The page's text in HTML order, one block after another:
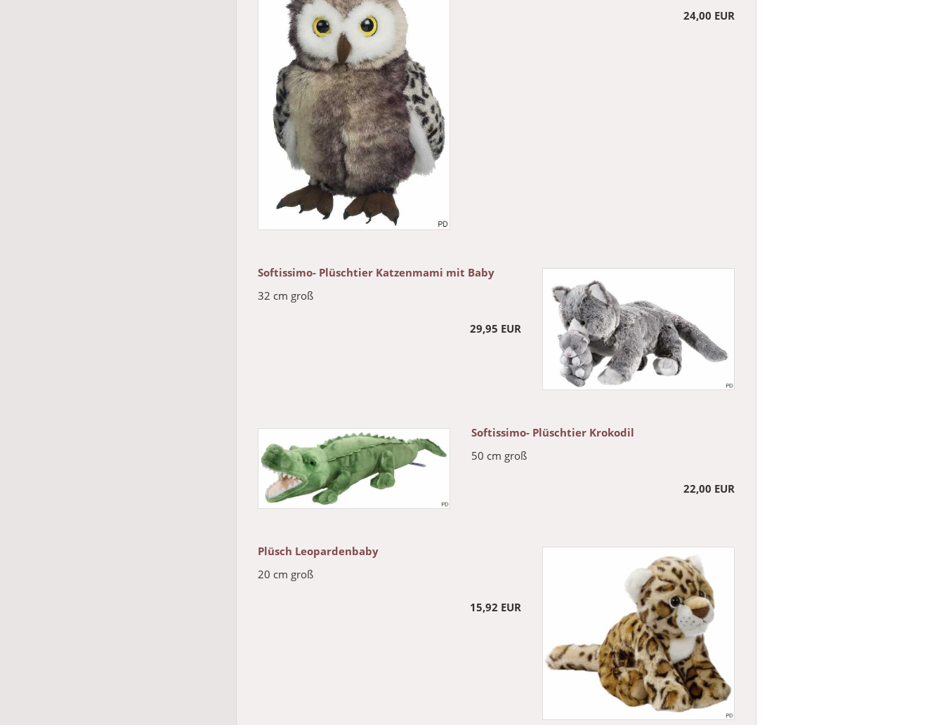
24,00 EUR
Softissimo- Plüschtier Katzenmami mit Baby
32 cm groß
29,95 EUR
Softissimo- Plüschtier Krokodil
50 cm groß
22,00 EUR
Plüsch Leopardenbaby
20 cm groß
15,92 EUR